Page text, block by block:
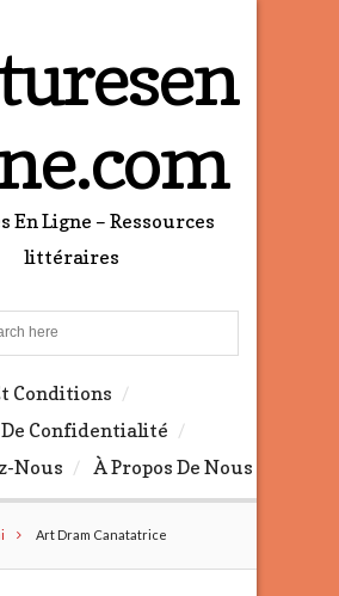
En Ligne – Ressources
littéraires
e
Conditions
Confidentialité
Nous
À Propos De Nous
Art Dram Canatatrice